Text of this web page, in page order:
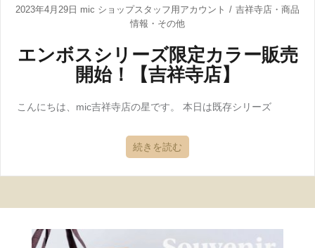
2023年4月29日 mic ショップスタッフ用アカウント 吉祥寺店 ・ 商品
情報 ・ その他
エンボスシリーズ限定カラー販売
開始！【吉祥寺店】
こんにちは、mic吉祥寺店の星です。 本日は既存シリーズ
続きを読む